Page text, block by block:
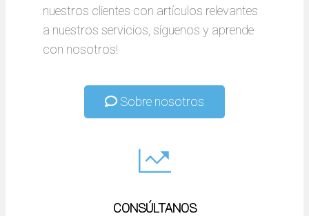
nuestros clientes con artículos relevantes
a nuestros servicios, síguenos y aprende
con nosotros!
Sobre nosotros
CONSÚLTANOS